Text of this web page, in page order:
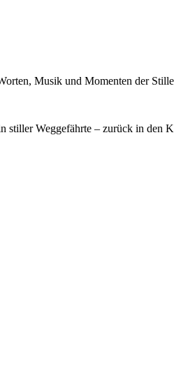
Musik und Momenten der
stiller Weggefährte – zurück in den